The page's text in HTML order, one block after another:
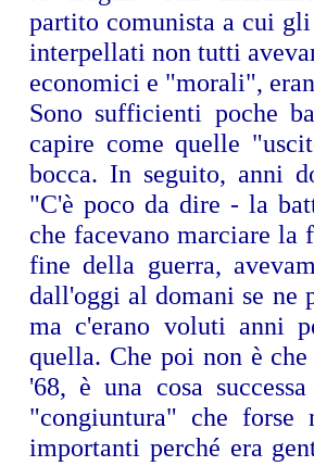
partito comunista a cui
interpellati non tutti
economici e "morali",
Sono sufficienti poche
capire come quelle
bocca. In seguito, anni
"C'è poco da dire - la
che facevano marciare
fine della guerra,
dall'oggi al domani se ne
ma c'erano voluti anni
quella. Che poi non è
'68, è una cosa
"congiuntura" che
importanti perché era